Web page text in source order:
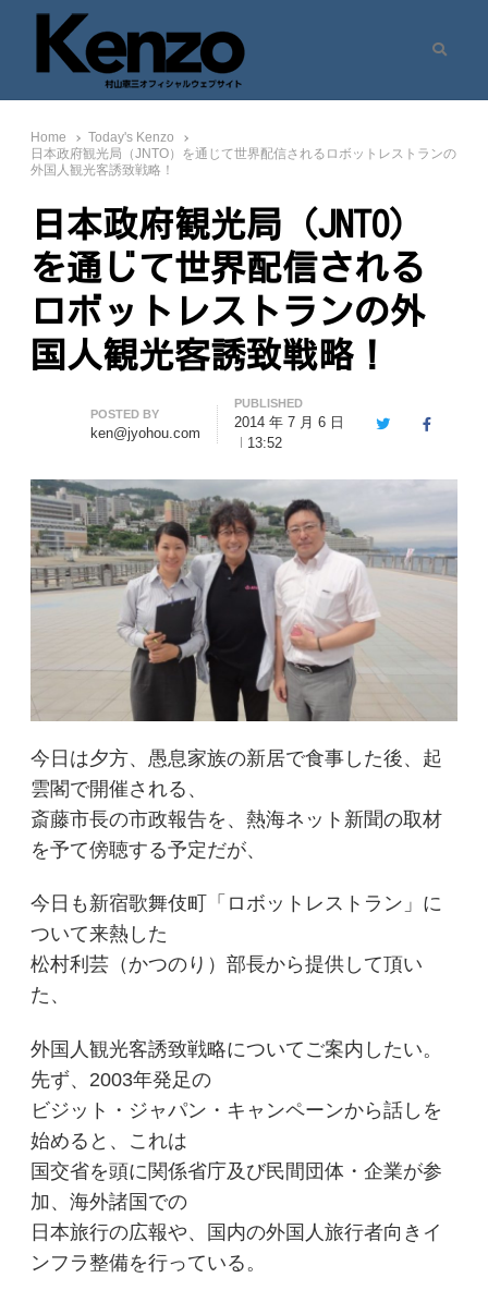
七転八起 – 村山憲三 Official Site
村山憲三ウェブサイト
Home
Today's Kenzo
日本政府観光局（JNTO）を通じて世界配信されるロボットレストランの
外国人観光客誘致戦略！
日本政府観光局（JNTO）
を通じて世界配信される
ロボットレストランの外
国人観光客誘致戦略！
Author
POSTED BY
ken@jyohou.com
PUBLISHED
2014 年 7 月 6 日
13:52
TwitterFacebook
今日は夕方、愚息家族の新居で食事した後、起
雲閣で開催される、
斎藤市長の市政報告を、熱海ネット新聞の取材
を予て傍聴する予定だが、
今日も新宿歌舞伎町「ロボットレストラン」に
ついて来熱した
松村利芸（かつのり）部長から提供して頂い
た、
外国人観光客誘致戦略についてご案内したい。
先ず、2003年発足の
ビジット・ジャパン・キャンペーンから話しを
始めると、これは
国交省を頭に関係省庁及び民間団体・企業が参
加、海外諸国での
日本旅行の広報や、国内の外国人旅行者向きイ
ンフラ整備を行っている。